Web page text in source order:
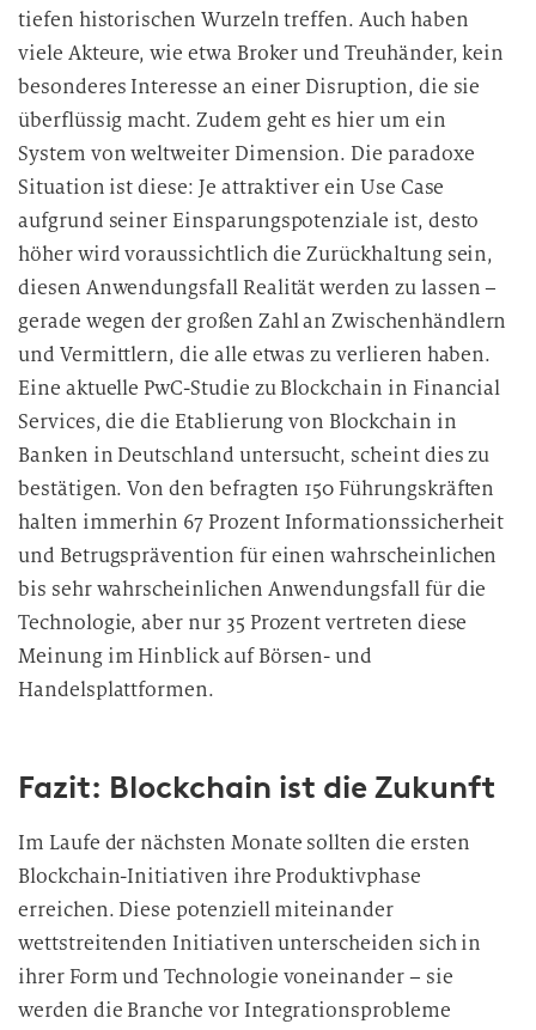
tiefen historischen Wurzeln treffen. Auch haben
viele Akteure, wie etwa Broker und Treuhänder, kein
besonderes Interesse an einer Disruption, die sie
überflüssig macht. Zudem geht es hier um ein
System von weltweiter Dimension. Die paradoxe
Situation ist diese: Je attraktiver ein Use Case
aufgrund seiner Einsparungspotenziale ist, desto
höher wird voraussichtlich die Zurückhaltung sein,
diesen Anwendungsfall Realität werden zu lassen –
gerade wegen der großen Zahl an Zwischenhändlern
und Vermittlern, die alle etwas zu verlieren haben.
Eine aktuelle PwC-Studie zu Blockchain in Financial
Services, die die Etablierung von Blockchain in
Banken in Deutschland untersucht, scheint dies zu
bestätigen. Von den befragten 150 Führungskräften
halten immerhin 67 Prozent Informationssicherheit
und Betrugsprävention für einen wahrscheinlichen
bis sehr wahrscheinlichen Anwendungsfall für die
Technologie, aber nur 35 Prozent vertreten diese
Meinung im Hinblick auf Börsen- und
Handelsplattformen.
Fazit: Blockchain ist die Zukunft
Im Laufe der nächsten Monate solltendie ersten
Blockchain-Initiativen ihre Produktivphase
erreichen. Diese potenziell miteinander
wettstreitenden Initiativen unterscheiden sich in
ihrer Form und Technologie voneinander – sie
werden die Branche vor Integrationsprobleme